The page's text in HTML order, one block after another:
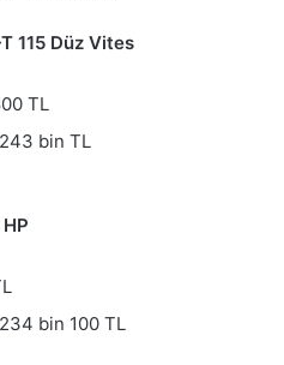
115 Düz Vites
TL
bin TL
bin 100 TL